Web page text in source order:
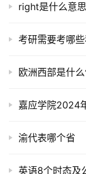
right是什么意
考研需要考哪些
欧洲西部是什
嘉应学院2024
渝代表哪个省
英语8个时态及